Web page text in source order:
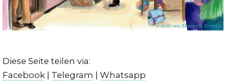
Diese Seite teilen via:
Facebook
Telegram Whatsapp